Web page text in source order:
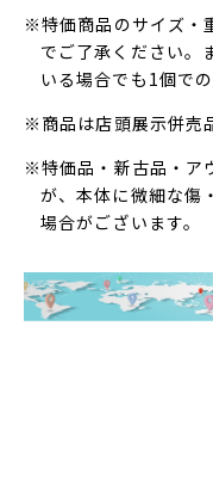
※特価商品のサイズ・
でご了承ください。
いる場合でも1個で
※商品は店頭展示併売
※特価品・新古品・ア
が、本体に微細な傷
場合がございます。